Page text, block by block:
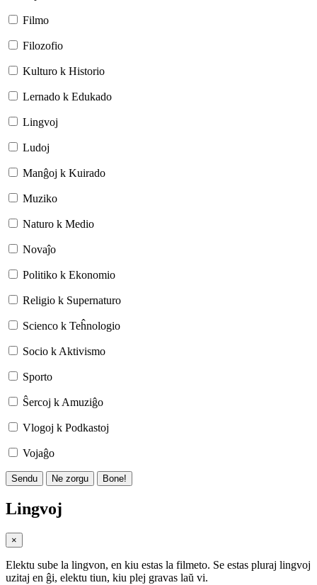
Filmo
Filozofio
Kulturo k Historio
Lernado k Edukado
Lingvoj
Ludoj
Manĝoj k Kuirado
Muziko
Naturo k Medio
Novaĵo
Politiko k Ekonomio
Religio k Supernaturo
Scienco k Teĥnologio
Socio k Aktivismo
Sporto
Ŝercoj k Amuziĝo
Vlogoj k Podkastoj
Vojaĝo
Sendu Ne zorgu Bone!
Lingvoj
×
Elektu sube la lingvon, en kiu estas la filmeto. Se estas pluraj lingvoj
uzitaj en ĝi, elektu tiun, kiu plej gravas laŭ vi.